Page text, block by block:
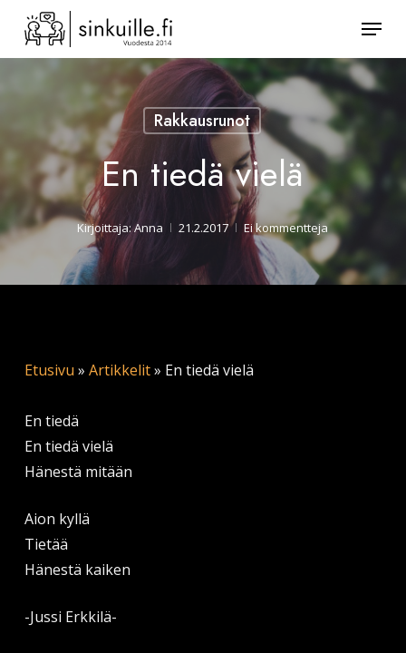
Skip
main
Rakkausrunot
En tiedä vielä
Kirjoittaja:Anna 21.2.2017 Ei kommentteja
Etusivu » Artikkelit» En tiedä vielä
En tiedä
En tiedä vielä
Hänestä mitään
Aion kyllä
Tietää
Hänestä kaiken
-Jussi Erkkilä-
Sulje